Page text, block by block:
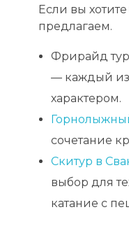
Если вы
предлагаем.
Фрирайд
— каждый из
характером.
сочетание
Скитур в
выбор для
катание с